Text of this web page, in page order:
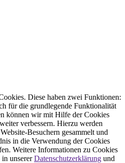
Diese haben zwei Funktionen:
für die grundlegende Funktionalität
können wir mit Hilfe der Cookies
verbessern. Hierzu werden
Besuchern gesammelt und
in die Verwendung der Cookies
Weitere Informationen zu Cookies
in unsererDatenschutzerklärung und